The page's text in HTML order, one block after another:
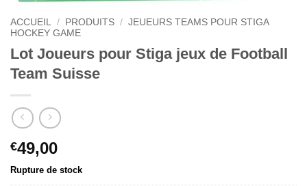
ACCUEIL / PRODUITS / JEUEURS TEAMS POUR STIGA
HOCKEY GAME
Lot Joueurs pour Stiga jeux de Football
Team Suisse
€49,00
Rupture de stock